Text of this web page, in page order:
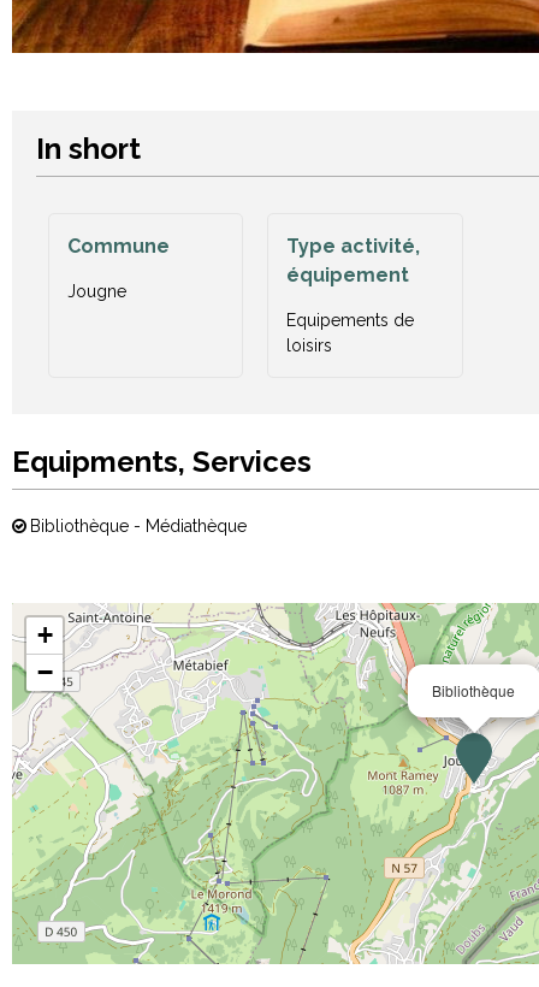
In short
Commune
Jougne
Type activité,
équipement
Equipements de
loisirs
Equipments, Services
Bibliothèque - Médiathèque
Bibliothèque
+
−